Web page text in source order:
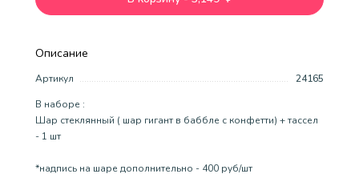
Описание
Артикул
24165
В наборе :
Шар стеклянный ( шар гигант в баббле с конфетти) + тассел
- 1 шт
*надпись на шаре дополнительно - 400 руб/шт